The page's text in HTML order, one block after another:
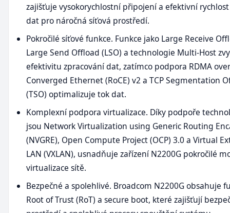
zajišťuje vysokorychlostní připojení a efektivní
dat pro náročná síťová prostředí.
Pokročilé síťové funkce. Funkce jako Large Receive
Large Send Offload (LSO) a technologie Multi-Host
efektivitu zpracování dat, zatímco podpora RDMA over
Converged Ethernet (RoCE) v2 a TCP Segmentation
(TSO) optimalizuje tok dat.
Komplexní podpora virtualizace. Díky podpoře
jsou Network Virtualization using Generic Routing
(NVGRE), Open Compute Project (OCP) 3.0 a Virtual
LAN (VXLAN), usnadňuje zařízení N2200G pokročilé
virtualizace sítě.
Bezpečné a spolehlivé. Broadcom N2200G obsahuje
Root of Trust (RoT) a secure boot, které zajišťují